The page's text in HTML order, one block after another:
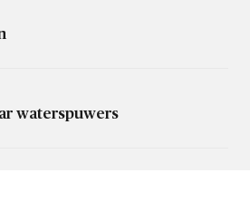
waterspuwers